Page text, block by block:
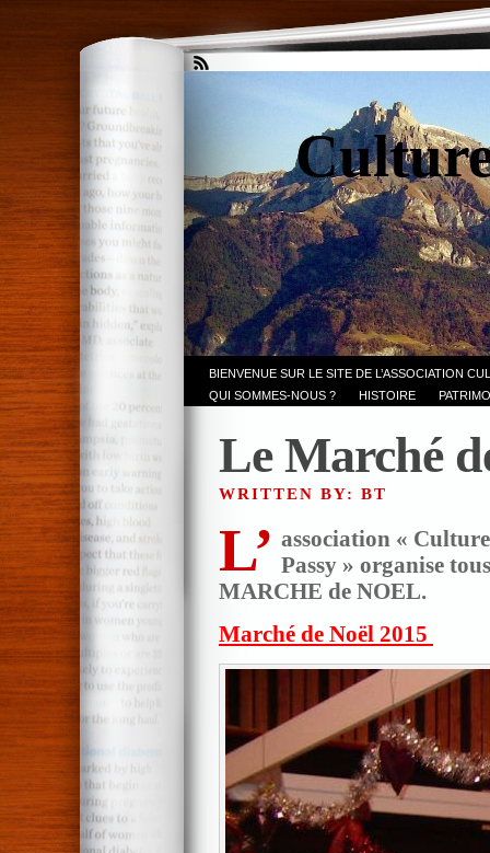
BIENVENUE SUR LE SITE DE L’ASSOCIATION
QUI SOMMES-NOUS ?
HISTOIRE
Le Marché
WRITTEN BY: BT
L’ association «
Passy » organise
MARCHE de NOEL.
Marché de Noël 2015